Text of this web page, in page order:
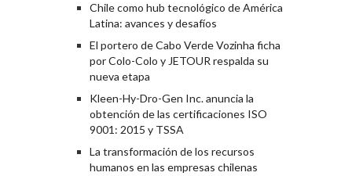
Chile como hub tecnológico de América
Latina: avances y desafíos
El portero de Cabo Verde Vozinha ficha
por Colo-Colo y JETOUR respalda su
nueva etapa
Kleen-Hy-Dro-Gen Inc. anuncia la
obtención de las certificaciones ISO
9001: 2015 y TSSA
La transformación de los recursos
humanos en las empresas chilenas